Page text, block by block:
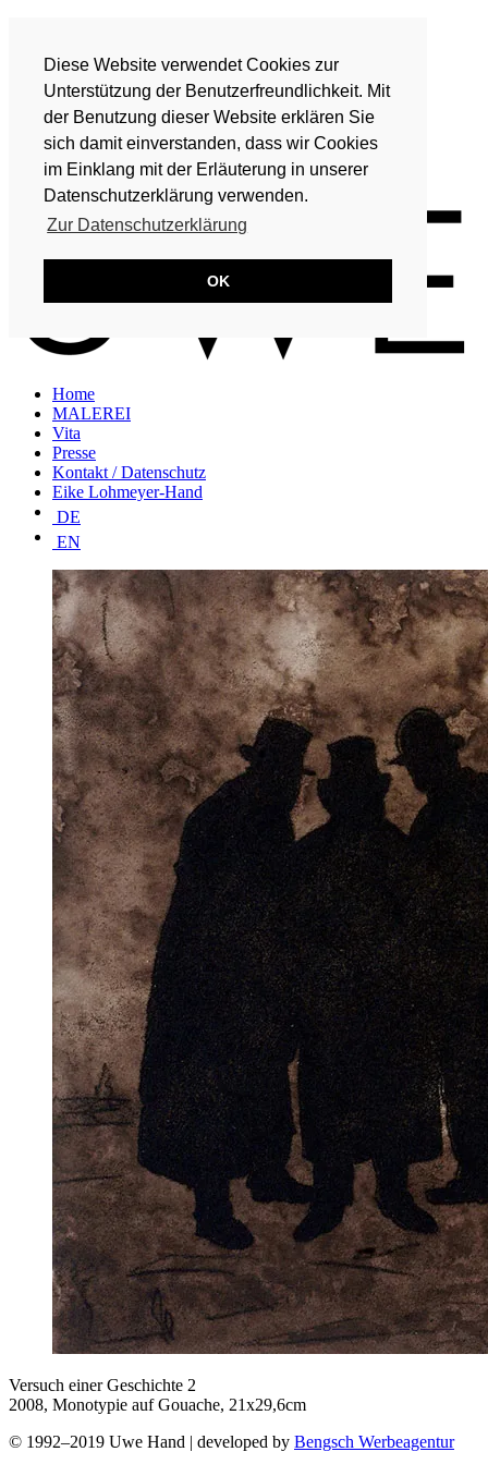
Diese Website verwendet Cookies zur
Unterstützung der Benutzerfreundlichkeit. Mit
der Benutzung dieser Website erklären Sie
sich damit einverstanden, dass wir Cookies
im Einklang mit der Erläuterung in unserer
Datenschutzerklärung verwenden.
Zur Datenschutzerklärung
OK
Vita
Presse
Kontakt / Datenschutz
Eike Lohmeyer-Hand
DE
EN
Home
MALEREI
Vita
Presse
Kontakt / Datenschutz
Eike Lohmeyer-Hand
DE
EN
Versuch einer Geschichte 2
2008, Monotypie auf Gouache, 21x29,6cm
© 1992–2019 Uwe Hand | developed by Bengsch Werbeagentur